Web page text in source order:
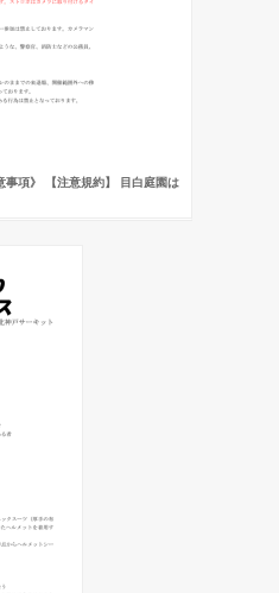
事項》 【注意規約】 目白庭園は